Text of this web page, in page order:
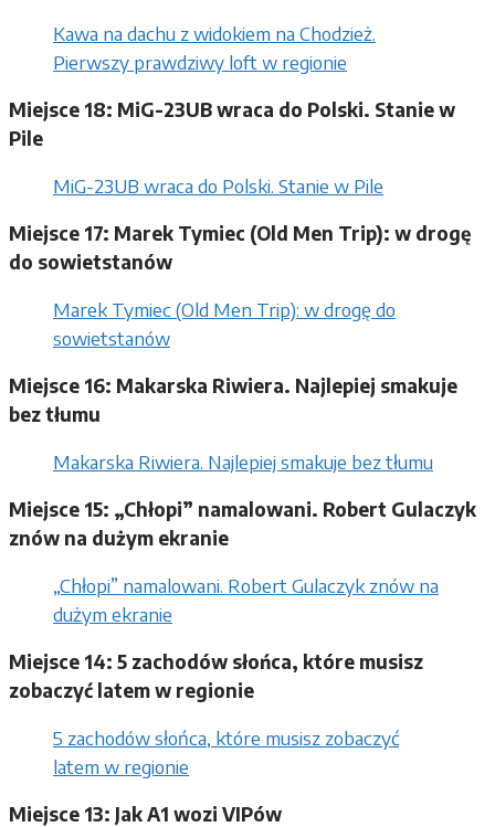
Kawa na dachu z widokiem na Chodzież.
Pierwszy prawdziwy loft w regionie
Miejsce 18: MiG-23UB wraca do Polski. Stanie w
Pile
MiG-23UB wraca do Polski. Stanie w Pile
Miejsce 17: Marek Tymiec (Old Men Trip): w drogę
do sowietstanów
Marek Tymiec (Old Men Trip): w drogę do
sowietstanów
Miejsce 16: Makarska Riwiera. Najlepiej smakuje
bez tłumu
Makarska Riwiera. Najlepiej smakuje bez tłumu
Miejsce 15: „Chłopi” namalowani. Robert Gulaczyk
znów na dużym ekranie
„Chłopi” namalowani. Robert Gulaczyk znów na
dużym ekranie
Miejsce 14: 5 zachodów słońca, które musisz
zobaczyć latem w regionie
5 zachodów słońca, które musisz zobaczyć
latem w regionie
Miejsce 13: Jak A1 wozi VIPów